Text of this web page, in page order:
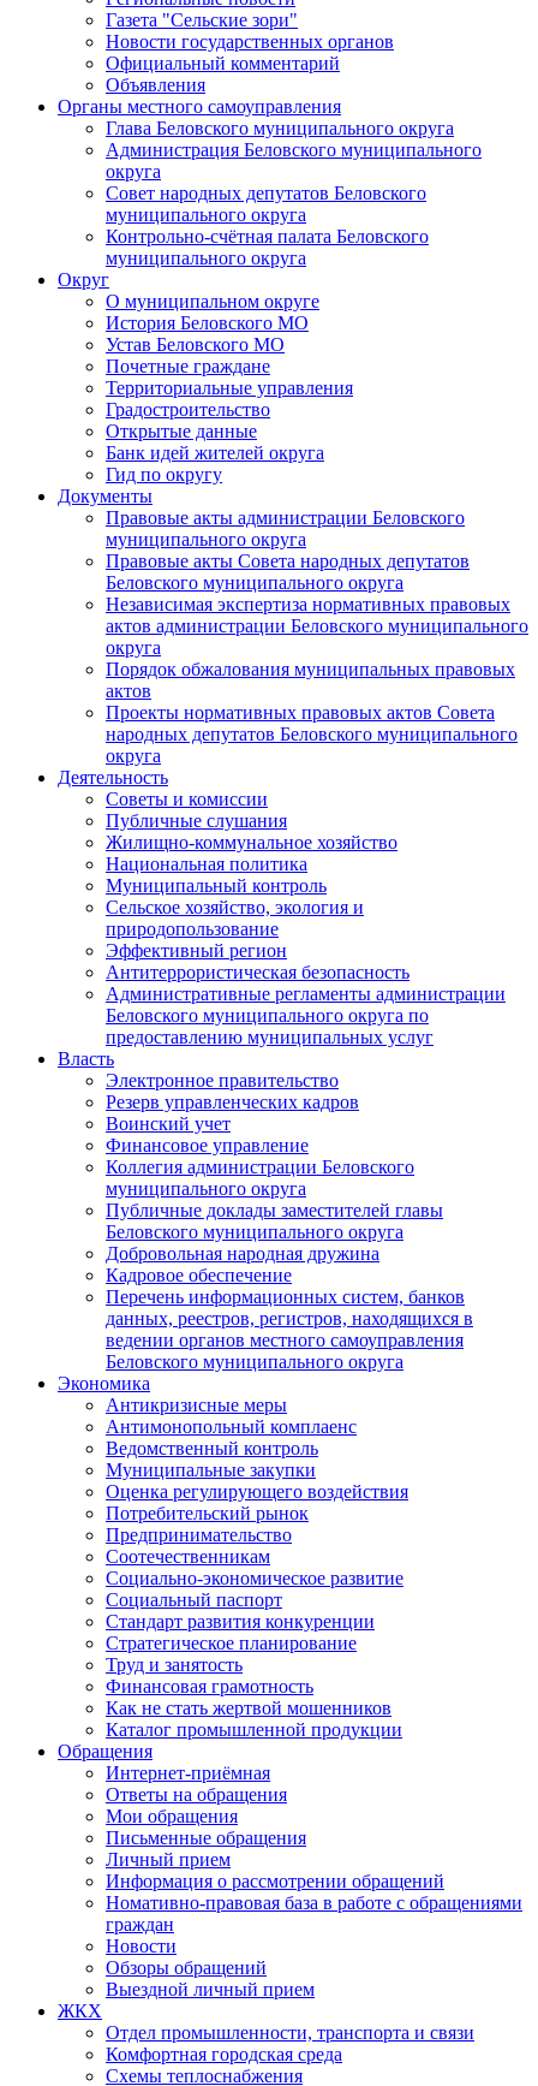
Газета "Сельские зори"
Новости государственных органов
Официальный комментарий
Объявления
Органы местного самоуправления
Глава Беловского муниципального округа
Администрация Беловского муниципального
округа
Совет народных депутатов Беловского
муниципального округа
Контрольно-счётная палата Беловского
муниципального округа
Округ
О муниципальном округе
История Беловского МО
Устав Беловского МО
Почетные граждане
Территориальные управления
Градостроительство
Открытые данные
Банк идей жителей округа
Гид по округу
Документы
Правовые акты администрации Беловского
муниципального округа
Правовые акты Совета народных депутатов
Беловского муниципального округа
Независимая экспертиза нормативных правовых
актов администрации Беловского муниципального
округа
Порядок обжалования муниципальных правовых
актов
Проекты нормативных правовых актов Совета
народных депутатов Беловского муниципального
округа
Деятельность
Советы и комиссии
Публичные слушания
Жилищно-коммунальное хозяйство
Национальная политика
Муниципальный контроль
Сельское хозяйство, экология и
природопользование
Эффективный регион
Антитеррористическая безопасность
Административные регламенты администрации
Беловского муниципального округа по
предоставлению муниципальных услуг
Власть
Электронное правительство
Резерв управленческих кадров
Воинский учет
Финансовое управление
Коллегия администрации Беловского
муниципального округа
Публичные доклады заместителей главы
Беловского муниципального округа
Добровольная народная дружина
Кадровое обеспечение
Перечень информационных систем, банков
данных, реестров, регистров, находящихся в
ведении органов местного самоуправления
Беловского муниципального округа
Экономика
Антикризисные меры
Антимонопольный комплаенс
Ведомственный контроль
Муниципальные закупки
Оценка регулирующего воздействия
Потребительский рынок
Предпринимательство
Соотечественникам
Социально-экономическое развитие
Социальный паспорт
Стандарт развития конкуренции
Стратегическое планирование
Труд и занятость
Финансовая грамотность
Как не стать жертвой мошенников
Каталог промышленной продукции
Обращения
Интернет-приёмная
Ответы на обращения
Мои обращения
Письменные обращения
Личный прием
Информация о рассмотрении обращений
Номативно-правовая база в работе с обращениями
граждан
Новости
Обзоры обращений
Выездной личный прием
ЖКХ
Отдел промышленности, транспорта и связи
Комфортная городская среда
Схемы теплоснабжения